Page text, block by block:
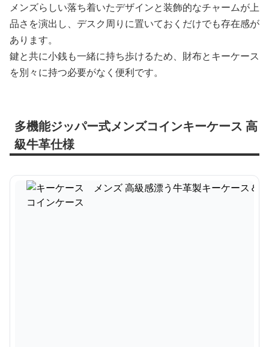
メンズらしい落ち着いたデザインと装飾的なチャームが上
品さを演出し、デスク周りに置いておくだけでも存在感が
あります。
鍵と共に小銭も一緒に持ち歩けるため、財布とキーケース
を別々に持つ必要がなく便利です。
多機能ジッパー式メンズコインキーケース 高
級牛革仕様